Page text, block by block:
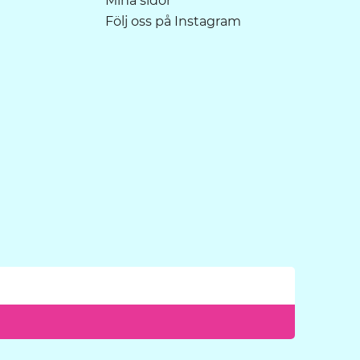
Följ oss på Instagram